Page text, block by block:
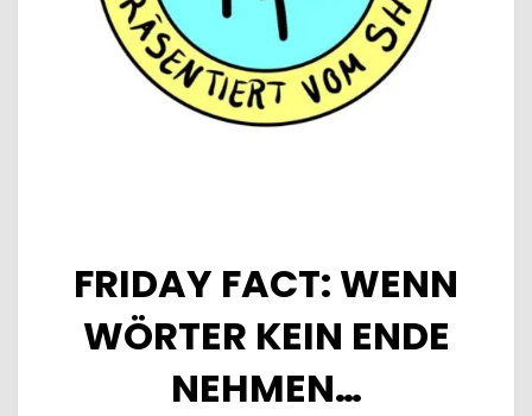
FRIDAY FACT: WENN
WÖRTER KEIN ENDE
NEHMEN…